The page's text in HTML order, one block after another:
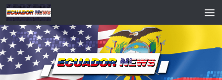
Saltar al contenido